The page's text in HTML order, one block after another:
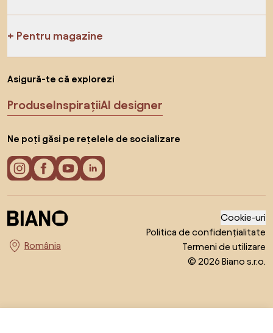
Pentru magazine
Asigură-te că explorezi
ProduseInspirațiiAI designer
Ne poți găsi pe rețelele de socializare
Alege țara
Cookie-uri
Politica de confidențialitate
Termeni de utilizare
© 2026 Biano s.r.o.